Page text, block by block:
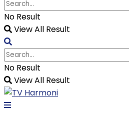
No Result
View All Result
No Result
View All Result